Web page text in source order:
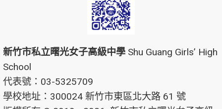
新竹市私立曙光女子高級中學 Shu Guang Girls’ High
School
代表號：03-5325709
學校地址：300024 新竹市東區北大路 61 號